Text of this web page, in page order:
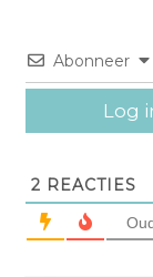
Abonneer
Log
2 REACTIES